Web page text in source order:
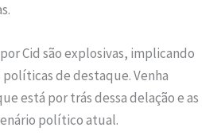
Cid são explosivas, implicando
de destaque. Venha
está por trás dessa delação e as
político atual.